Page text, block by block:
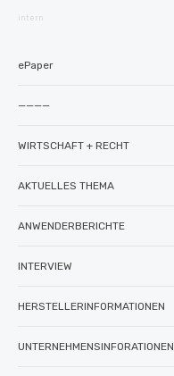
intern
ePaper
————
WIRTSCHAFT + RECHT
AKTUELLES THEMA
ANWENDERBERICHTE
INTERVIEW
HERSTELLERINFORMATIONEN
UNTERNEHMENSINFORATIONEN